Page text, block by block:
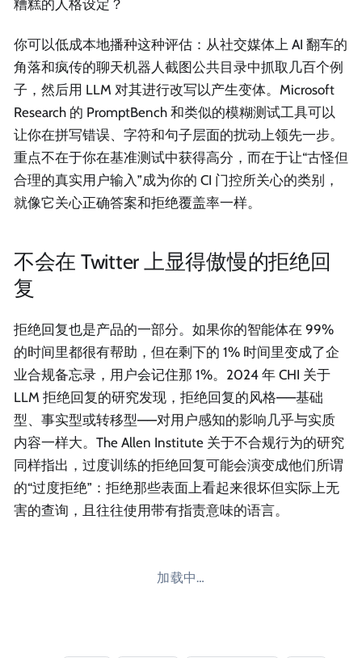
糟糕的人格设定？
你可以低成本地播种这种评估：从社交媒体上 AI 翻车的
角落和疯传的聊天机器人截图公共目录中抓取几百个例
子，然后用 LLM 对其进行改写以产生变体。Microsoft
Research 的 PromptBench 和类似的模糊测试工具可以
让你在拼写错误、字符和句子层面的扰动上领先一步。
重点不在于你在基准测试中获得高分，而在于让“古怪但
合理的真实用户输入”成为你的 CI 门控所关心的类别，
就像它关心正确答案和拒绝覆盖率一样。
不会在 Twitter 上显得傲慢的拒绝回
复
拒绝回复也是产品的一部分。如果你的智能体在 99%
的时间里都很有帮助，但在剩下的 1% 时间里变成了企
业合规备忘录，用户会记住那 1%。2024 年 CHI 关于
LLM 拒绝回复的研究发现，拒绝回复的风格——基础
型、事实型或转移型——对用户感知的影响几乎与实质
内容一样大。The Allen Institute 关于不合规行为的研究
同样指出，过度训练的拒绝回复可能会演变成他们所谓
的“过度拒绝”：拒绝那些表面上看起来很坏但实际上无
害的查询，且往往使用带有指责意味的语言。
加载中…